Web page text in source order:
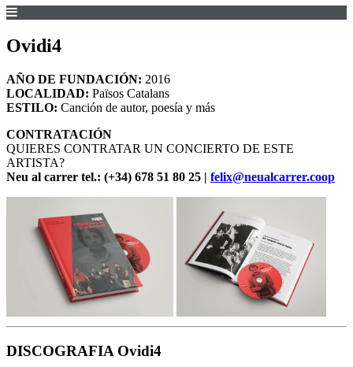
Ovidi4
AÑO DE FUNDACIÓN: 2016
LOCALIDAD: Països Catalans
ESTILO: Canción de autor, poesía y más
CONTRATACIÓN
QUIERES CONTRATAR UN CONCIERTO DE ESTE
ARTISTA?
Neu al carrer tel.: (+34) 678 51 80 25 | felix@neualcarrer.coop
DISCOGRAFIA Ovidi4